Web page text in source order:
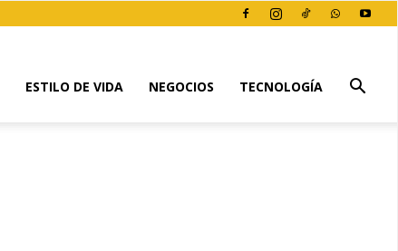
ESTILO DE VIDA NEGOCIOS TECNOLOGÍA